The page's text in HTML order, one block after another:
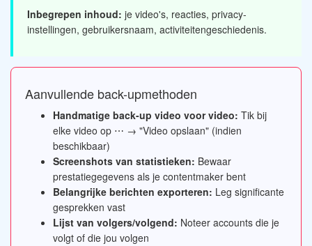
Inbegrepen inhoud: je video's, reacties, privacy-
instellingen, gebruikersnaam, activiteitengeschiedenis.
Aanvullende back-upmethoden
Handmatige back-up video voor video: Tik bij
elke video op ⋯ → "Video opslaan" (indien
beschikbaar)
Screenshots van statistieken: Bewaar
prestatiegegevens als je contentmaker bent
Belangrijke berichten exporteren: Leg significante
gesprekken vast
Lijst van volgers/volgend: Noteer accounts die je
volgt of die jou volgen